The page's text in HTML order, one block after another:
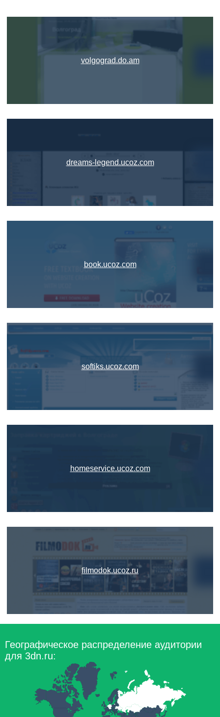
volgograd.do.am
dreams-legend.ucoz.com
book.ucoz.com
softiks.ucoz.com
homeservice.ucoz.com
filmodok.ucoz.ru
Географическое распределение аудитории
для 3dn.ru: